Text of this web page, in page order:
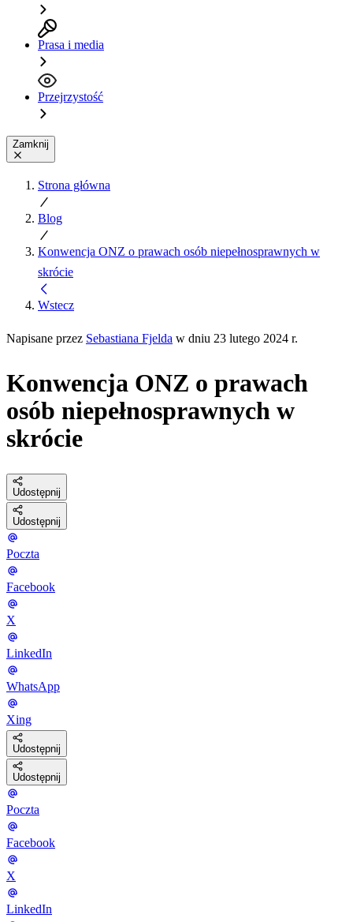
Prasa i media
Przejrzystość
Zamknij
Strona główna
Blog
Konwencja ONZ o prawach osób niepełnosprawnych w
skrócie
Wstecz
Napisane przez Sebastiana Fjelda w dniu 23 lutego 2024 r.
Konwencja ONZ o prawach
osób niepełnosprawnych w
skrócie
Udostępnij
Udostępnij
Poczta
Facebook
X
LinkedIn
WhatsApp
Xing
Udostępnij
Udostępnij
Poczta
Facebook
X
LinkedIn